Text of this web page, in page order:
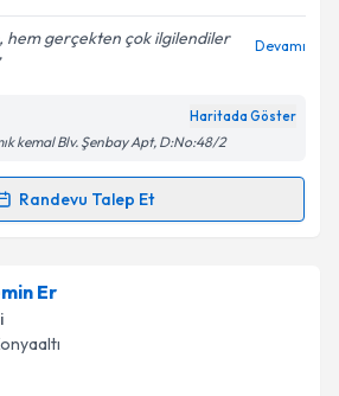
işlenmesine ilişkin
Aydınlatma
ve kişisel verilerimin belirtilen
kabul ediyorum.
hem gerçekten çok ilgilendiler
Devamı
Haritada Göster
kemal Blv. Şenbay Apt, D:No:48/2
Randevu Talep Et
Talebi
için randevu takvimi talebi
uzmandan randevu almanız için bir
e-posta ile bilgilendireceğiz.
Er